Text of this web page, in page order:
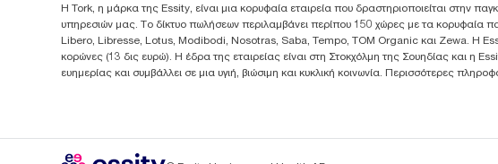
Η Tork, η μάρκα της Essity, είναι μια κορυφαία εταιρεία που δραστηριοποιείται στην
υπηρεσιών μας. Το δίκτυο πωλήσεων περιλαμβάνει περίπου 150 χώρες με τα
Libero, Libresse, Lotus, Modibodi, Nosotras, Saba, Tempo, TOM Organic και Zewa. Η
κορώνες (13 δις ευρώ). Η έδρα της εταιρείας είναι στη Στοκχόλμη της Σουηδίας και η
ευημερίας και συμβάλλει σε μια υγιή, βιώσιμη και κυκλική κοινωνία. Περισσότερες